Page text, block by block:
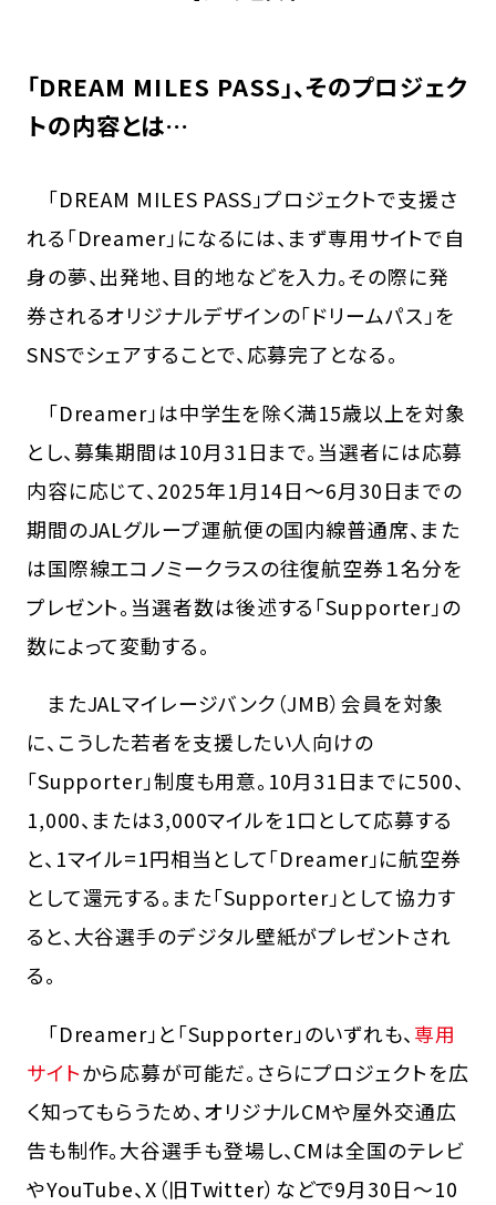
「DREAM MILES PASS」、そのプロジェク
トの内容とは…
「DREAM MILES PASS」プロジェクトで支援さ
れる「Dreamer」になるには、まず専用サイトで自
身の夢、出発地、目的地などを入力。その際に発
券されるオリジナルデザインの「ドリームパス」を
SNSでシェアすることで、応募完了となる。
「Dreamer」は中学生を除く満15歳以上を対象
とし、募集期間は10月31日まで。当選者には応募
内容に応じて、2025年1月14日～6月30日までの
期間のJALグループ運航便の国内線普通席、また
は国際線エコノミークラスの往復航空券１名分を
プレゼント。当選者数は後述する「Supporter」の
数によって変動する。
またJALマイレージバンク（JMB）会員を対象
に、こうした若者を支援したい人向けの
「Supporter」制度も用意。10月31日までに500、
1,000、または3,000マイルを1口として応募する
と、1マイル=1円相当として「Dreamer」に航空券
として還元する。また「Supporter」として協力す
ると、大谷選手のデジタル壁紙がプレゼントされ
る。
「Dreamer」と「Supporter」のいずれも、専用
サイトから応募が可能だ。さらにプロジェクトを広
く知ってもらうため、オリジナルCMや屋外交通広
告も制作。大谷選手も登場し、CMは全国のテレビ
やYouTube、X（旧Twitter）などで9月30日〜10